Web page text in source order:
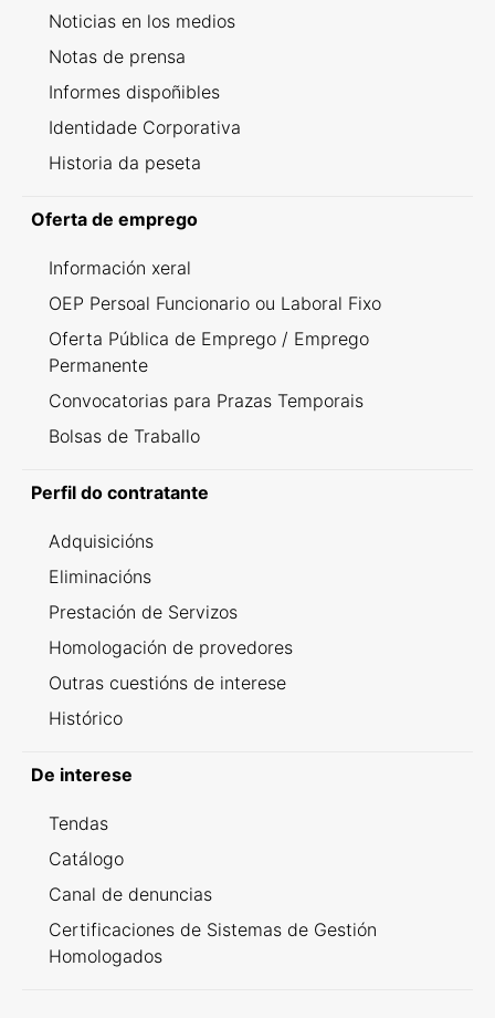
Noticias en los medios
Notas de prensa
Informes dispoñibles
Identidade Corporativa
Historia da peseta
Oferta de emprego
Información xeral
OEP Persoal Funcionario ou Laboral Fixo
Oferta Pública de Emprego / Emprego
Permanente
Convocatorias para Prazas Temporais
Bolsas de Traballo
Perfil do contratante
Adquisicións
Eliminacións
Prestación de Servizos
Homologación de provedores
Outras cuestións de interese
Histórico
De interese
Tendas
Catálogo
Canal de denuncias
Certificaciones de Sistemas de Gestión
Homologados